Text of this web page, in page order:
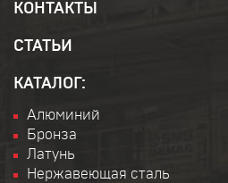
КОНТАКТЫ
СТАТЬИ
КАТАЛОГ:
Алюминий
Бронза
Латунь
Нержавеющая сталь